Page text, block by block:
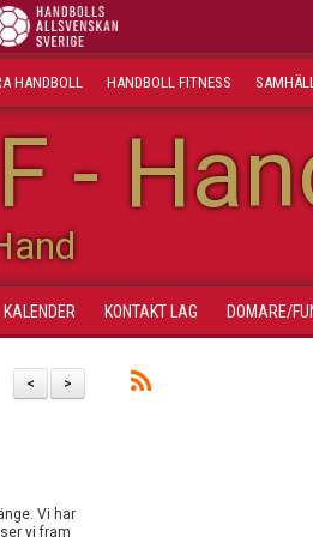
HANDBOLL HANDBOLL FITNESS
-
KALENDER KONTAKT LAG DOMARE/
>
<
Vi har
vi fram